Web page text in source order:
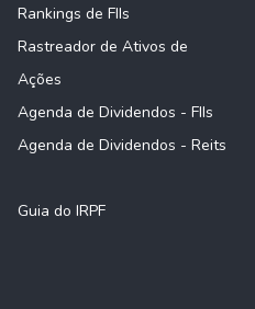
Rankings de FIIs
Rastreador de Ativos de
Ações
Agenda de Dividendos - FIIs
Agenda de Dividendos - Reits
Guia do IRPF